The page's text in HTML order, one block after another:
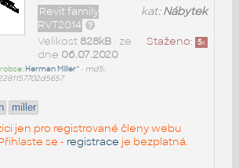
kat:Nábytek
Revit family
RVT2014
Staženo: 5x
Velikost 828kB• ze
dne 06.07.2020
Herman Miller^ • md5:
miller
jen pro registrované členy webu
se - registrace je bezplatná.